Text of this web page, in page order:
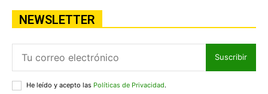
NEWSLETTER
Suscribir
He leído y acepto las Políticas de Privacidad.